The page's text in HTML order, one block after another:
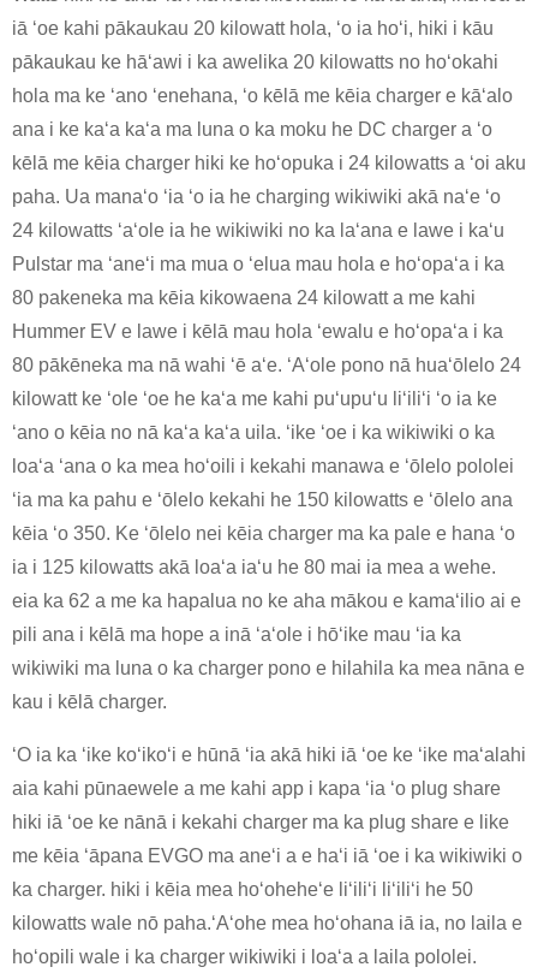
iā ʻoe kahi pākaukau 20 kilowatt hola, ʻo ia hoʻi, hiki i kāu
pākaukau ke hāʻawi i ka awelika 20 kilowatts no hoʻokahi
hola ma ke ʻano ʻenehana, ʻo kēlā me kēia charger e kāʻalo
ana i ke kaʻa kaʻa ma luna o ka moku he DC charger a ʻo
kēlā me kēia charger hiki ke hoʻopuka i 24 kilowatts a ʻoi aku
paha. Ua manaʻo ʻia ʻo ia he charging wikiwiki akā naʻe ʻo
24 kilowatts ʻaʻole ia he wikiwiki no ka laʻana e lawe i kaʻu
Pulstar ma ʻaneʻi ma mua o ʻelua mau hola e hoʻopaʻa i ka
80 pakeneka ma kēia kikowaena 24 kilowatt a me kahi
Hummer EV e lawe i kēlā mau hola ʻewalu e hoʻopaʻa i ka
80 pākēneka ma nā wahi ʻē aʻe. ʻAʻole pono nā huaʻōlelo 24
kilowatt ke ʻole ʻoe he kaʻa me kahi puʻupuʻu liʻiliʻi ʻo ia ke
ʻano o kēia no nā kaʻa kaʻa uila. ʻike ʻoe i ka wikiwiki o ka
loaʻa ʻana o ka mea hoʻoili i kekahi manawa e ʻōlelo pololei
ʻia ma ka pahu e ʻōlelo kekahi he 150 kilowatts e ʻōlelo ana
kēia ʻo 350. Ke ʻōlelo nei kēia charger ma ka pale e hana ʻo
ia i 125 kilowatts akā loaʻa iaʻu he 80 mai ia mea a wehe.
eia ka 62 a me ka hapalua no ke aha mākou e kamaʻilio ai e
pili ana i kēlā ma hope a inā ʻaʻole i hōʻike mau ʻia ka
wikiwiki ma luna o ka charger pono e hilahila ka mea nāna e
kau i kēlā charger.
ʻO ia ka ʻike koʻikoʻi e hūnā ʻia akā hiki iā ʻoe ke ʻike maʻalahi
aia kahi pūnaewele a me kahi app i kapa ʻia ʻo plug share
hiki iā ʻoe ke nānā i kekahi charger ma ka plug share e like
me kēia ʻāpana EVGO ma aneʻi a e haʻi iā ʻoe i ka wikiwiki o
ka charger. hiki i kēia mea hoʻoheheʻe liʻiliʻi liʻiliʻi he 50
kilowatts wale nō paha.ʻAʻohe mea hoʻohana iā ia, no laila e
hoʻopili wale i ka charger wikiwiki i loaʻa a laila pololei.